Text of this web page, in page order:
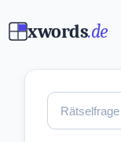
xwords.de